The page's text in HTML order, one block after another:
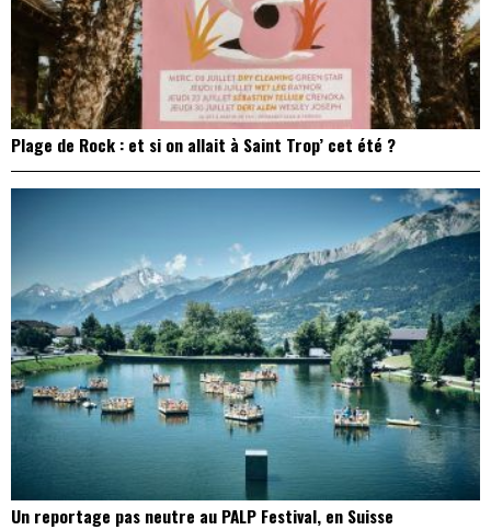
Plage de Rock : et si on allait à Saint Trop’ cet été ?
Un reportage pas neutre au PALP Festival, en Suisse